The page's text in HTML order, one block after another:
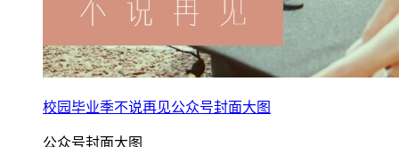
校园毕业季不说再见公众号封面大图
公众号封面大图